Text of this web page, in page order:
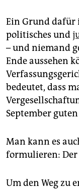
Ein Grund dafür
politisches und
– und niemand
Ende aussehen
bedeutet, dass
September guten
Man kann es
formulieren: Der
Um den Weg zu